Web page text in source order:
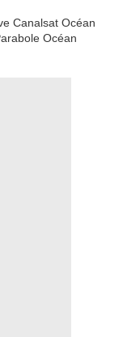
Canalsat Océan
Océan